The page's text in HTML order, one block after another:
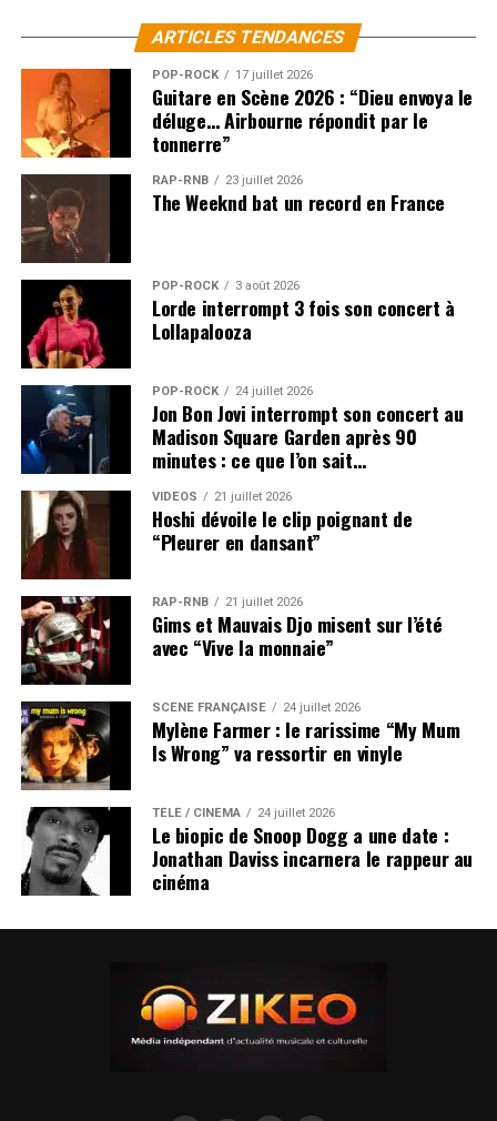
ARTICLES TENDANCES
POP-ROCK 17 juillet 2026
Guitare en Scène 2026 : “Dieu envoya le
déluge… Airbourne répondit par le
tonnerre”
RAP-RNB 23 juillet 2026
The Weeknd bat un record en France
POP-ROCK 3 août 2026
Lorde interrompt 3 fois son concert à
Lollapalooza
POP-ROCK 24 juillet 2026
Jon Bon Jovi interrompt son concert au
Madison Square Garden après 90
minutes : ce que l’on sait…
VIDEOS 21 juillet 2026
Hoshi dévoile le clip poignant de
“Pleurer en dansant”
RAP-RNB 21 juillet 2026
Gims et Mauvais Djo misent sur l’été
avec “Vive la monnaie”
SCÈNE FRANÇAISE 24 juillet 2026
Mylène Farmer : le rarissime “My Mum
Is Wrong” va ressortir en vinyle
TÉLÉ / CINÉMA 24 juillet 2026
Le biopic de Snoop Dogg a une date :
Jonathan Daviss incarnera le rappeur au
cinéma